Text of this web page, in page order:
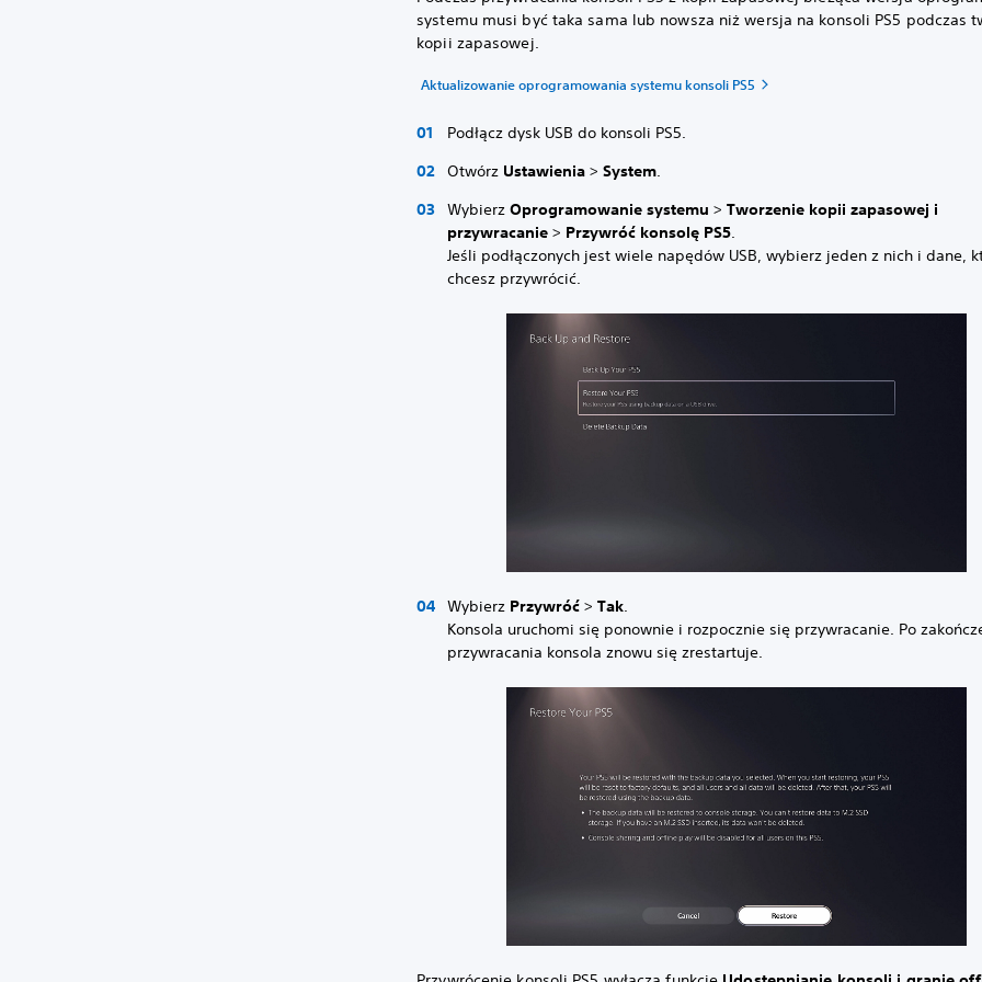
systemu musi być taka sama lub nowsza niż wersja na konsoli PS5 podczas
kopii zapasowej.
Aktualizowanie oprogramowania systemu konsoli PS5
Podłącz dysk USB do konsoli PS5.
Otwórz Ustawienia >System.
WybierzOprogramowanie systemu >Tworzenie kopii zapasowej i
przywracanie > Przywróć konsolę PS5.
Jeśli podłączonych jest wiele napędów USB, wybierz jeden z nich i dane,
chcesz przywrócić.
Wybierz Przywróć >Tak.
Konsola uruchomi się ponownie i rozpocznie się przywracanie. Po
przywracania konsola znowu się zrestartuje.